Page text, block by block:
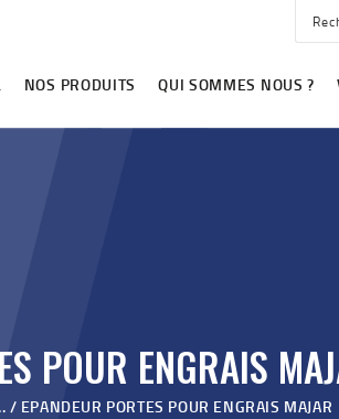
NOS PRODUITS QUI SOMMES NOUS ?
POUR ENGRAIS
EPANDEUR PORTES POUR ENGRAIS MAJAR
NOUS ?